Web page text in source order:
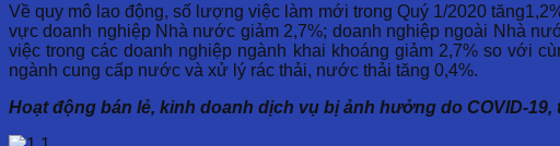
Về quy mô lao động, số lượng việc làm mới trong Quý 1/2020
vực doanh nghiệp Nhà nước giảm 2,7%; doanh nghiệp ngoài Nhà
việc trong các doanh nghiệp ngành khai khoáng giảm 2,7% so với
ngành cung cấp nước và xử lý rác thải, nước thải tăng 0,4%.
Hoạt động bán lẻ, kinh doanh dịch vụ bị ảnh hưởng do COVID-19,